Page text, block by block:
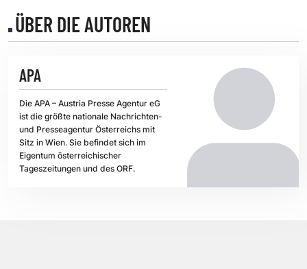
ÜBER DIE AUTOREN
APA
Die APA – Austria Presse Agentur eG
ist die größte nationale Nachrichten-
und Presseagentur Österreichs mit
Sitz in Wien. Sie befindet sich im
Eigentum österreichischer
Tageszeitungen und des ORF.